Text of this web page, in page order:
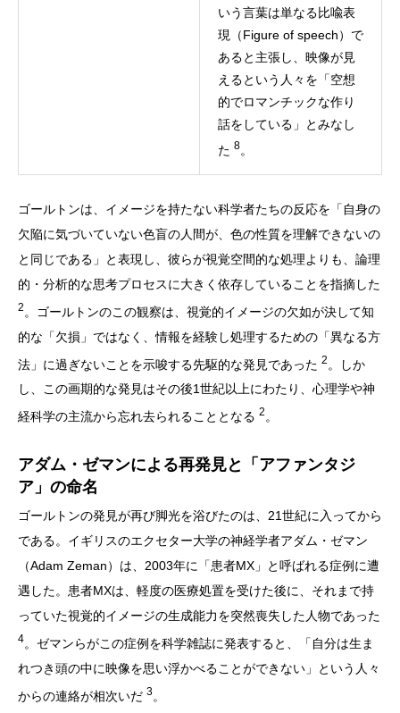
いう言葉は単なる比喩表
現（Figure of speech）で
あると主張し、映像が見
えるという人々を「空想
的でロマンチックな作り
話をしている」とみなし
た 8。
ゴールトンは、イメージを持たない科学者たちの反応を「自身の
欠陥に気づいていない色盲の人間が、色の性質を理解できないの
と同じである」と表現し、彼らが視覚空間的な処理よりも、論理
的・分析的な思考プロセスに大きく依存していることを指摘した
2 。ゴールトンのこの観察は、視覚的イメージの欠如が決して知
的な「欠損」ではなく、情報を経験し処理するための「異なる方
法」に過ぎないことを示唆する先駆的な発見であった 2 。しか
し、この画期的な発見はその後1世紀以上にわたり、心理学や神
経科学の主流から忘れ去られることとなる 2 。
アダム・ゼマンによる再発見と「アファンタジ
ア」の命名
ゴールトンの発見が再び脚光を浴びたのは、21世紀に入ってから
である。イギリスのエクセター大学の神経学者アダム・ゼマン
（Adam Zeman）は、2003年に「患者MX」と呼ばれる症例に遭
遇した。患者MXは、軽度の医療処置を受けた後に、それまで持
っていた視覚的イメージの生成能力を突然喪失した人物であった
4。ゼマンらがこの症例を科学雑誌に発表すると、「自分は生ま
れつき頭の中に映像を思い浮かべることができない」という人々
からの連絡が相次いだ 3。